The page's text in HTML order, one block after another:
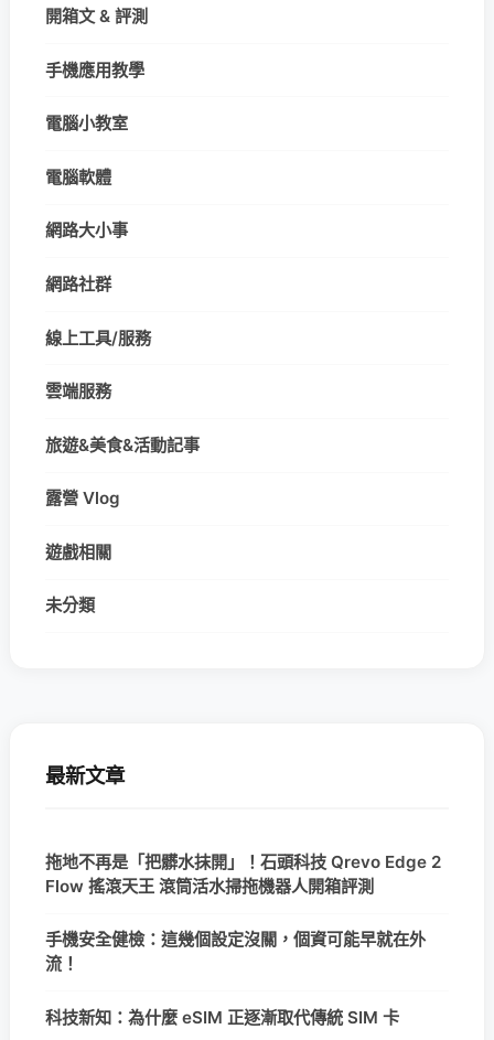
開箱文 & 評測
手機應用教學
電腦小教室
電腦軟體
網路大小事
網路社群
線上工具/服務
雲端服務
旅遊&美食&活動記事
露營 Vlog
遊戲相關
未分類
最新文章
拖地不再是「把髒水抹開」！石頭科技 Qrevo Edge 2
Flow 搖滾天王 滾筒活水掃拖機器人開箱評測
手機安全健檢：這幾個設定沒關，個資可能早就在外
流！
科技新知：為什麼 eSIM 正逐漸取代傳統 SIM 卡